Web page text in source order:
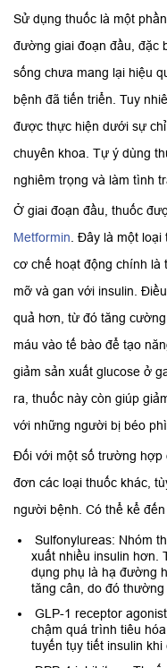
Sử dụng thuốc là một
đường giai đoạn đầu, đặc
sống chưa mang lại hiệu
bệnh đã tiến triển. Tuy
được thực hiện dưới sự
chuyên khoa. Tự ý dùng
nghiêm trọng và làm tình
Ở giai đoạn đầu, thuốc
Metformin . Đây là một
cơ chế hoạt động chính là
mỡ và gan với insulin.
quả hơn, từ đó tăng
máu vào tế bào để tạo
giảm sản xuất glucose ở
ra, thuốc này còn giúp
với những người bị béo
Đối với một số trường hợp
đơn các loại thuốc khác,
người bệnh. Có thể kể
Sulfonylureas: Nhóm
xuất nhiều insulin hơn.
dụng phụ là hạ đường
tăng cân, do đó
GLP-1 receptor
chậm quá trình tiêu
tuyến tụy tiết insulin khi